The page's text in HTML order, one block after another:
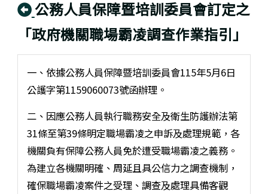
回上頁
公務人員保障暨培訓委員會訂定之
「政府機關職場霸凌調查作業指引」
一、依據公務人員保障暨培訓委員會115年5月6日
公護字第1159060073號函辦理。
二、因應公務人員執行職務安全及衛生防護辦法第
31條至第39條明定職場霸凌之申訴及處理規範，各
機關負有保障公務人員免於遭受職場霸凌之義務。
為建立各機關明確、周延且具公信力之調查機制，
確保職場霸凌案件之受理、調查及處理具備客觀